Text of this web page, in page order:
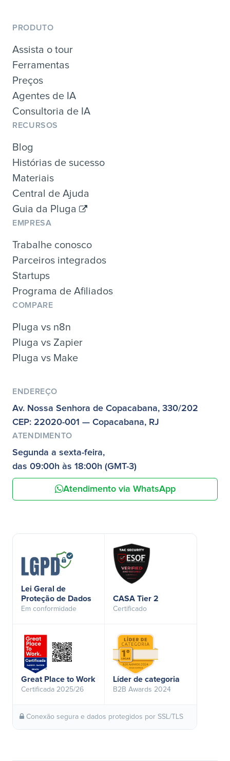
PRODUTO
Assista o tour
Ferramentas
Preços
Agentes de IA
Consultoria de IA
RECURSOS
Blog
Histórias de sucesso
Materiais
Central de Ajuda
Guia da Pluga
EMPRESA
Trabalhe conosco
Parceiros integrados
Startups
Programa de Afiliados
COMPARE
Pluga vs n8n
Pluga vs Zapier
Pluga vs Make
ENDEREÇO
Av. Nossa Senhora de Copacabana, 330/202
CEP: 22020-001 — Copacabana, RJ
ATENDIMENTO
Segunda a sexta-feira,
das 09:00h às 18:00h (GMT-3)
Atendimento via WhatsApp
Lei Geral de
Proteção de Dados
Em conformidade
CASA Tier 2
Certificado
Great Place to Work
Certificada 2025/26
Líder de categoria
B2B Awards 2024
Conexão segura e dados protegidos por SSL/TLS